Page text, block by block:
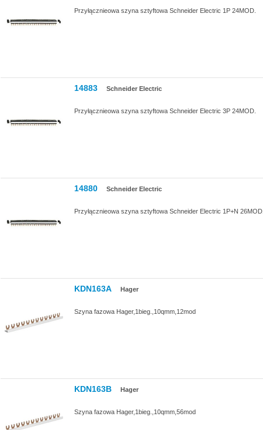
Przyłącznieowa szyna sztyftowa Schneider Electric 1P 24MOD.
14883 Schneider Electric
Przyłącznieowa szyna sztyftowa Schneider Electric 3P 24MOD.
14880 Schneider Electric
Przyłącznieowa szyna sztyftowa Schneider Electric 1P+N 26MOD.
KDN163A Hager
Szyna fazowa Hager,1bieg.,10qmm,12mod
KDN163B Hager
Szyna fazowa Hager,1bieg.,10qmm,56mod